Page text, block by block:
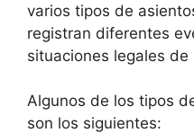
varios tipos de
registran diferentes
situaciones legales
Algunos de los tipos
son los siguientes: